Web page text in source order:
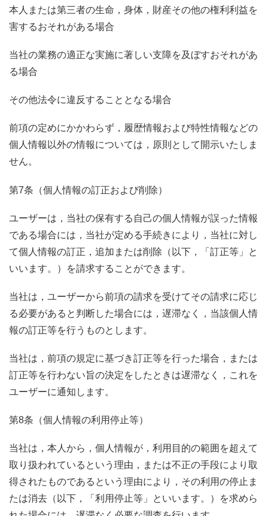
本人または第三者の生命，身体，財産その他の権利利益を
害するおそれがある場合
当社の業務の適正な実施に著しい支障を及ぼすおそれがあ
る場合
その他法令に違反することとなる場合
前項の定めにかかわらず，履歴情報および特性情報などの
個人情報以外の情報については，原則として開示いたしま
せん。
第7条（個人情報の訂正および削除）
ユーザーは，当社の保有する自己の個人情報が誤った情報
である場合には，当社が定める手続きにより，当社に対し
て個人情報の訂正，追加または削除（以下，「訂正等」と
いいます。）を請求することができます。
当社は，ユーザーから前項の請求を受けてその請求に応じ
る必要があると判断した場合には，遅滞なく，当該個人情
報の訂正等を行うものとします。
当社は，前項の規定に基づき訂正等を行った場合，または
訂正等を行わない旨の決定をしたときは遅滞なく，これを
ユーザーに通知します。
第8条（個人情報の利用停止等）
当社は，本人から，個人情報が，利用目的の範囲を超えて
取り扱われているという理由，または不正の手段により取
得されたものであるという理由により，その利用の停止ま
たは消去（以下，「利用停止等」といいます。）を求めら